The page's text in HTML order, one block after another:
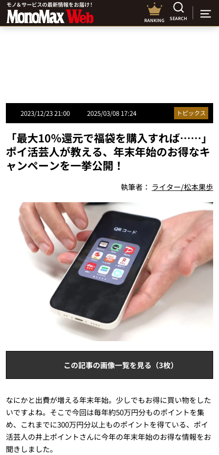
RANKING SEARCH
2023/12/23 21:00 2025/03/08 17:24 トピックス
「最大10％還元で福袋を購入すれば……」
ポイ活芸人が教える、年末年始のお得なキ
ャンペーンを一挙公開！
執筆者： ライター/松本果歩
この記事の画像一覧を見る（3枚）
なにかと出費が増える年末年始。少しでもお得に買い物をした
いですよね。そこで今回は毎年約50万円分ものポイントを集
め、これまでに300万円分以上ものポイントを得ている、ポイ
活芸人の井上ポイントさんに今年の年末年始のお得な情報をお
聞きしました。